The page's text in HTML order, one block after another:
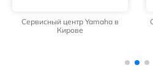
Сервисный центр Yamaha в
Кирове